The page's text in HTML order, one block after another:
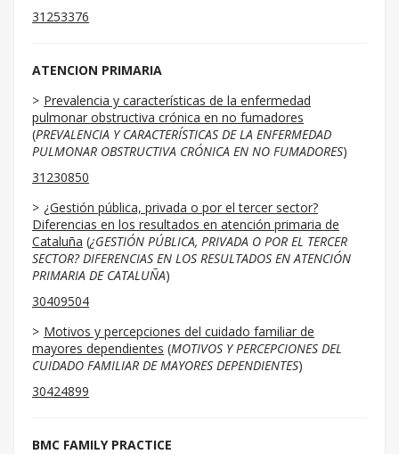
31253376
ATENCION PRIMARIA
Prevalencia y características de la enfermedad
pulmonar obstructiva crónica en no fumadores
(PREVALENCIA Y CARACTERÍSTICAS DE LA ENFERMEDAD
PULMONAR OBSTRUCTIVA CRÓNICA EN NO FUMADORES)
31230850
¿Gestión pública, privada o por el tercer sector?
Diferencias en los resultados en atención primaria de
Cataluña (¿GESTIÓN PÚBLICA, PRIVADA O POR EL TERCER
SECTOR? DIFERENCIAS EN LOS RESULTADOS EN ATENCIÓN
PRIMARIA DE CATALUÑA)
30409504
Motivos y percepciones del cuidado familiar de
mayores dependientes (MOTIVOS Y PERCEPCIONES DEL
CUIDADO FAMILIAR DE MAYORES DEPENDIENTES)
30424899
BMC FAMILY PRACTICE